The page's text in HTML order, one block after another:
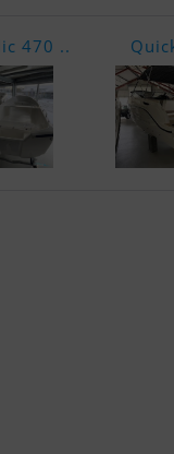
470 ..